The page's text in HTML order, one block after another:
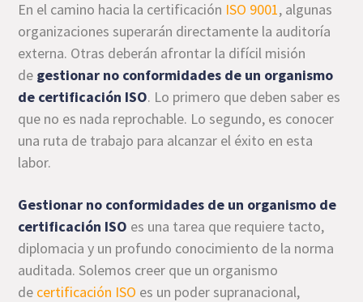
En el camino hacia la certificación ISO 9001, algunas
organizaciones superarán directamente la auditoría
externa. Otras deberán afrontar la difícil misión
de gestionar no conformidades de un organismo
de certificación ISO. Lo primero que deben saber es
que no es nada reprochable. Lo segundo, es conocer
una ruta de trabajo para alcanzar el éxito en esta
labor.
Gestionar no conformidades de un organismo de
certificación ISO es una tarea que requiere tacto,
diplomacia y un profundo conocimiento de la norma
auditada. Solemos creer que un organismo
de certificación ISO es un poder supranacional,